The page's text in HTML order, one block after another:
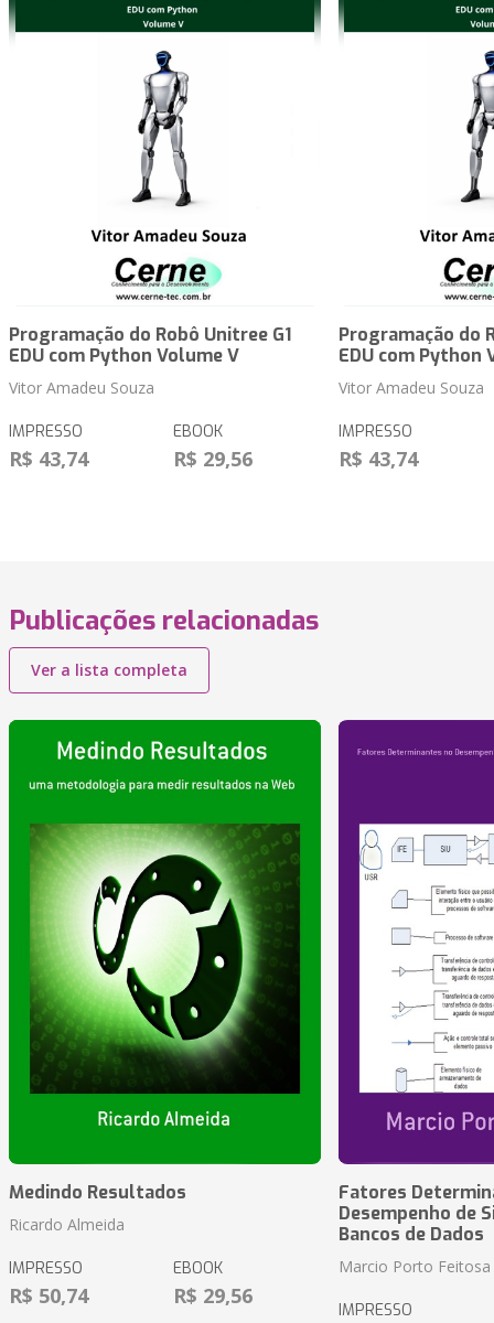
Programação do Robô Unitree G1
EDU com Python Volume V
Vitor Amadeu Souza
IMPRESSO
R$ 43,74
EBOOK
R$ 29,56
Programação do
EDU com Python
Vitor Amadeu Souza
IMPRESSO
R$ 43,74
Publicações relacionadas
Ver a lista completa
Medindo Resultados
Ricardo Almeida
IMPRESSO
R$ 50,74
EBOOK
R$ 29,56
Fatores
Desempenho de
Bancos de Dados
Marcio Porto Feitosa
IMPRESSO